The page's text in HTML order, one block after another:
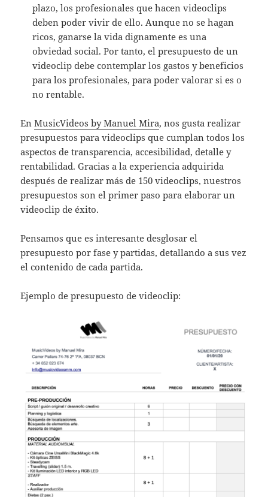
plazo, los profesionales que hacen videoclips
deben poder vivir de ello. Aunque no se hagan
ricos, ganarse la vida dignamente es una
obviedad social. Por tanto, el presupuesto de un
videoclip debe contemplar los gastos y beneficios
para los profesionales, para poder valorar si es o
no rentable.
EnMusicVideos by Manuel Mira, nos gusta realizar
presupuestos para videoclips que cumplan todos los
aspectos de transparencia, accesibilidad, detalle y
rentabilidad. Gracias a la experiencia adquirida
después de realizar más de 150 videoclips, nuestros
presupuestos son el primer paso para elaborar un
videoclip de éxito.
Pensamos que es interesante desglosar el
presupuesto por fase y partidas, detallando a sus vez
el contenido de cada partida.
Ejemplo de presupuesto de videoclip: